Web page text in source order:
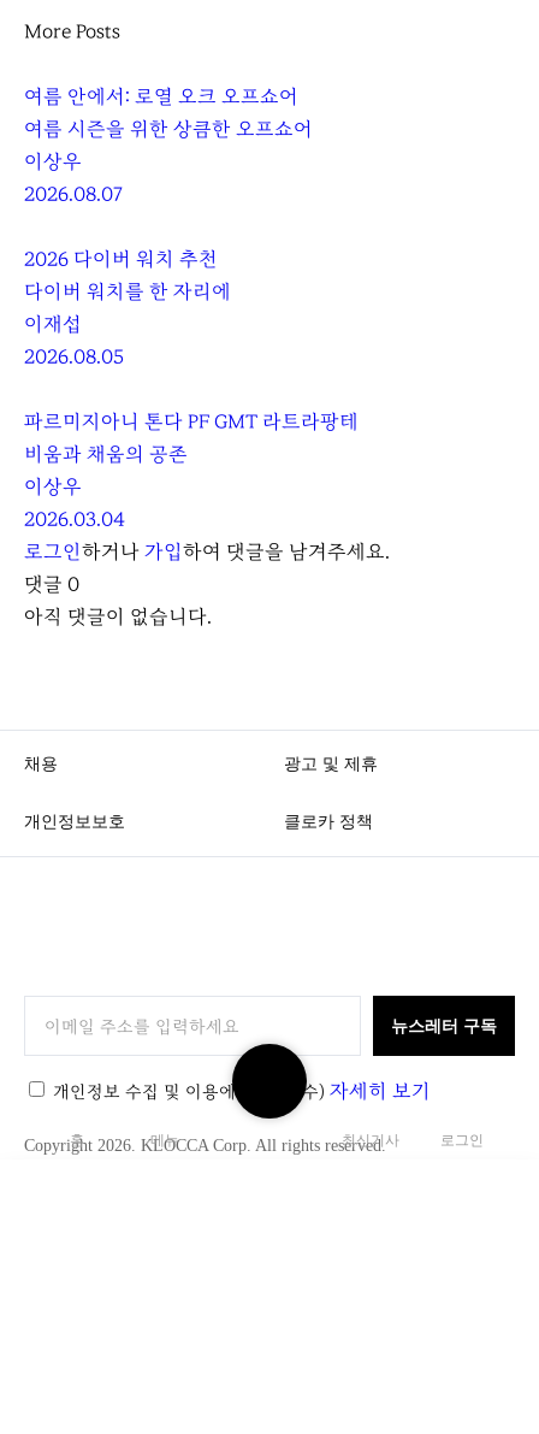
검
색
기
홈 메뉴 최신기사 로그인
More Posts
여름 안에서: 로열 오크 오프쇼어
여름 시즌을 위한 상큼한 오프쇼어
이상우
2026.08.07
2026 다이버 워치 추천
다이버 워치를 한 자리에
이재섭
2026.08.05
파르미지아니 톤다 PF GMT 라트라팡테
비움과 채움의 공존
이상우
2026.03.04
로그인하거나가입하여 댓글을 남겨주세요.
댓글 0
아직 댓글이 없습니다.
채용 광고 및 제휴
개인정보보호 클로카 정책
C
C
뉴스레터 구독
개인정보 수집 및 이용에 동의 (필수) 자세히 보기
Copyright 2026. KLOCCA Corp. All rights reserved.